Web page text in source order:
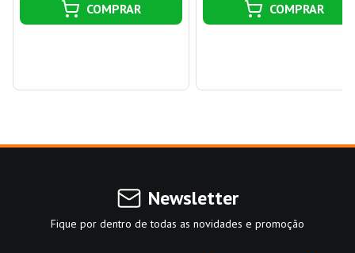
COMPRAR COMPRAR
Newsletter
Fique por dentro de todas as novidades e promoção